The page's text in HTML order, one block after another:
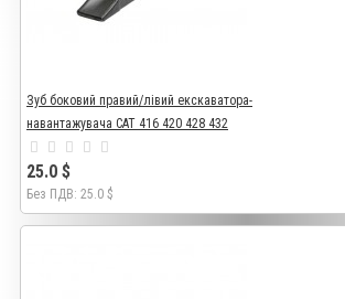
Зуб боковий правий/лівий екскаватора-
навантажувача CAT 416 420 428 432
25.0 $
Без ПДВ: 25.0 $